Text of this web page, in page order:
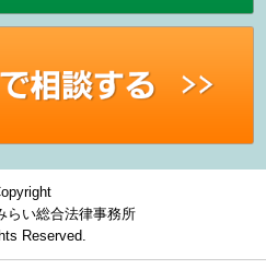
らい総合法律事務所
Reserved.